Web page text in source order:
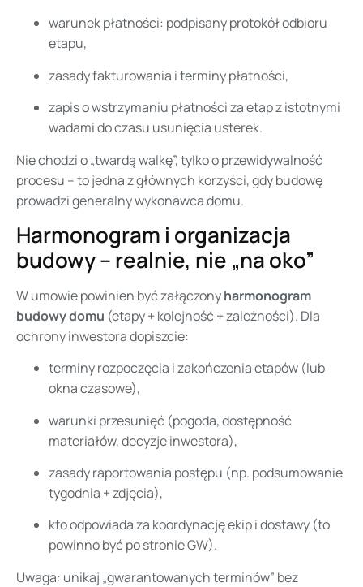
warunek płatności: podpisany protokół odbioru
etapu,
zasady fakturowania i terminy płatności,
zapis o wstrzymaniu płatności za etap z istotnymi
wadami do czasu usunięcia usterek.
Nie chodzi o „twardą walkę”, tylko o przewidywalność
procesu – to jedna z głównych korzyści, gdy budowę
prowadzi generalny wykonawca domu.
Harmonogram i organizacja
budowy – realnie, nie „na oko”
W umowie powinien być załączonyharmonogram
budowy domu (etapy + kolejność + zależności). Dla
ochrony inwestora dopiszcie:
terminy rozpoczęcia i zakończenia etapów (lub
okna czasowe),
warunki przesunięć (pogoda, dostępność
materiałów, decyzje inwestora),
zasady raportowania postępu (np. podsumowanie
tygodnia + zdjęcia),
kto odpowiada za koordynację ekip i dostawy (to
powinno być po stronie GW).
Uwaga: unikaj „gwarantowanych terminów” bez